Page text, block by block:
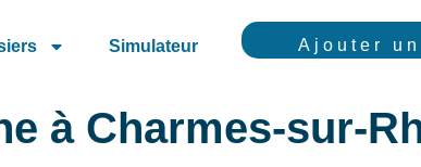
Simulateur Ajouter
à Charmes-sur-